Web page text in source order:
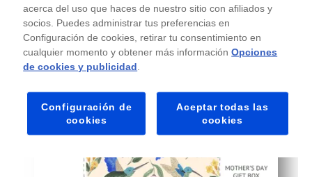
acerca del uso que haces de nuestro sitio con afiliados y
socios. Puedes administrar tus preferencias en
Configuración de cookies, retirar tu consentimiento en
cualquier momento y obtener más informaciónOpciones
de cookies y publicidad
Configuración de
cookies
Aceptar todas las
cookies